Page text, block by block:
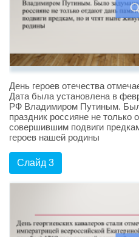
День героев отечества
Дата была установлена в
РФ Владимиром Путиным.
праздник россияне не только
совершившим подвиги
героев нашей родины
Слайд 3